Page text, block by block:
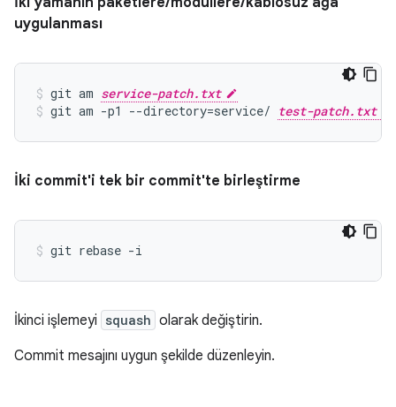
uygulanması
git am service-patch.txt
git am -p1 --directory=service/ test-patch.txt
İki commit'i tek bir commit'te birleştirme
git rebase -i
İkinci işlemeyi squash olarak değiştirin.
Commit mesajını uygun şekilde düzenleyin.